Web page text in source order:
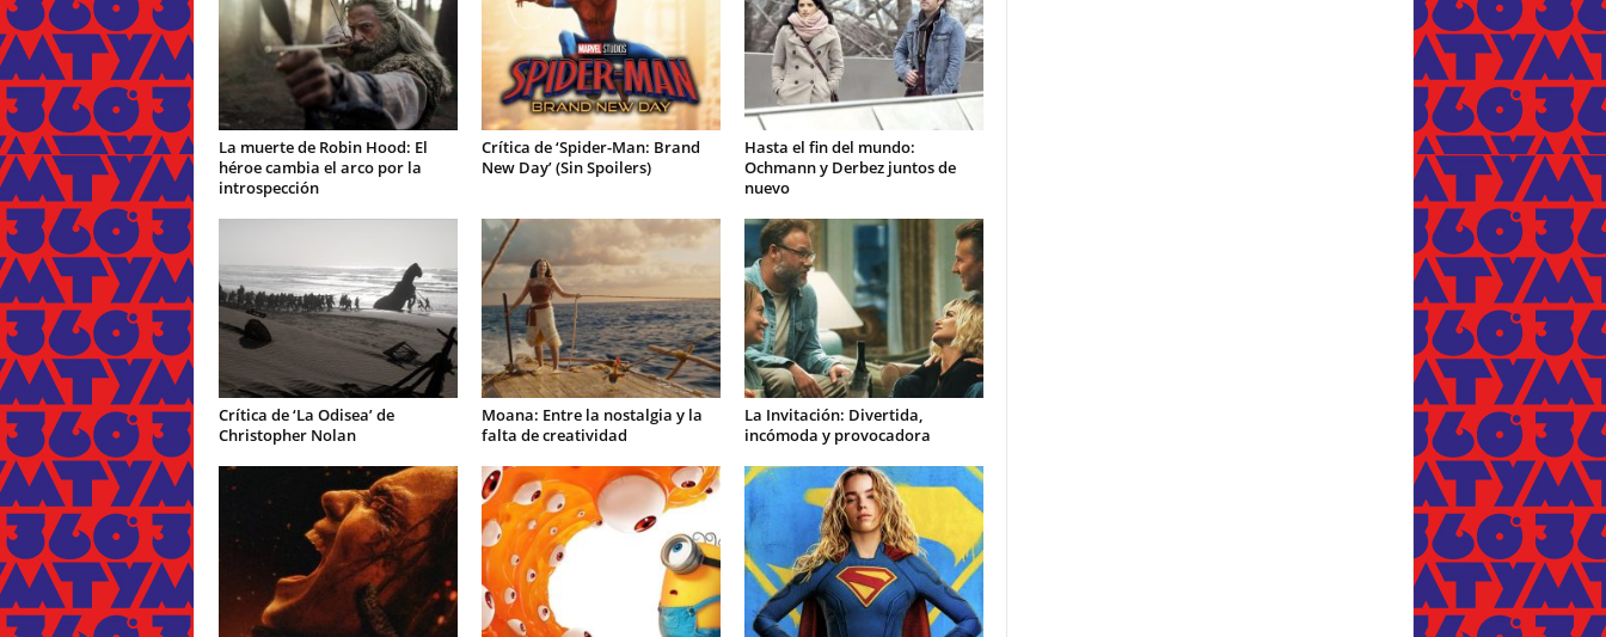
La muerte de Robin Hood: El
héroe cambia el arco por la
introspección
Crítica de ‘Spider-Man: Brand
New Day’ (Sin Spoilers)
Hasta el fin del mundo:
Ochmann y Derbez juntos de
nuevo
Crítica de ‘La Odisea’ de
Christopher Nolan
Moana: Entre la nostalgia y la
falta de creatividad
La Invitación: Divertida,
incómoda y provocadora